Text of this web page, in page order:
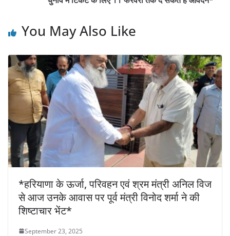
You May Also Like
*हरियाणा के ऊर्जा, परिवहन एवं श्रम मंत्री अनिल विज
से आज उनके आवास पर पूर्व मंत्री विनोद शर्मा ने की
शिष्टाचार भेंट*
September 23, 2025